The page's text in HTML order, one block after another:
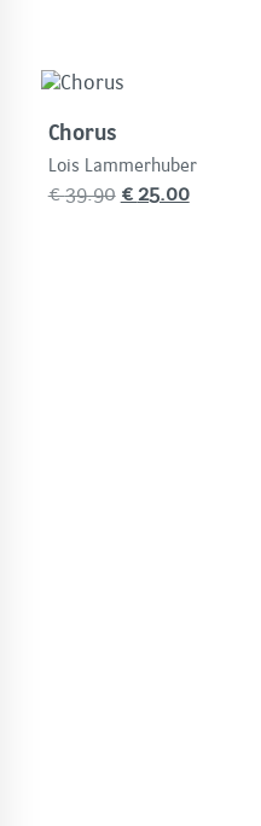
Chorus
Lois Lammerhuber
€39.90 Ursprünglicher
€ 25.00Aktueller